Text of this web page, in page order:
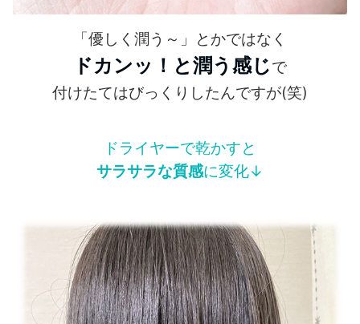
「優しく潤う～」とかではなく
ドカンッ！と潤う感じで
付けたてはびっくりしたんですが(笑)
ドライヤーで乾かすと
サラサラな質感に変化↓